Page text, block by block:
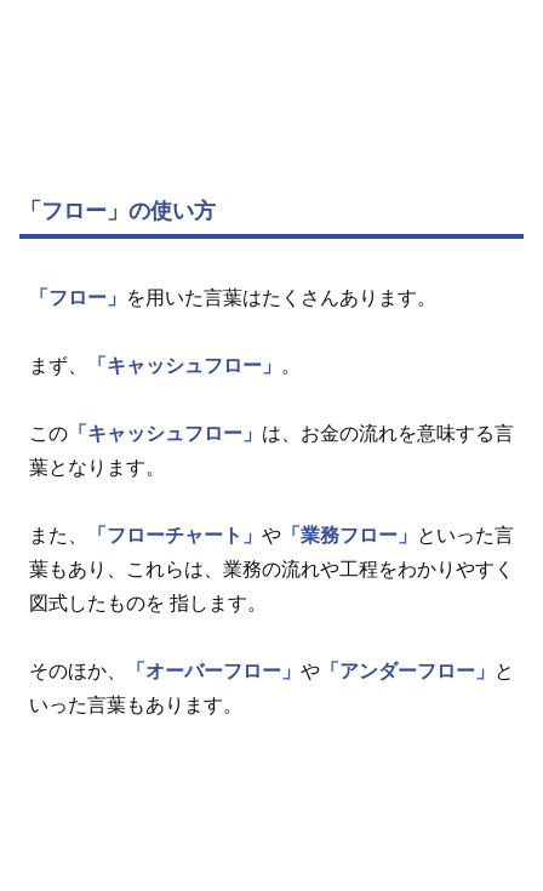
「フロー」の使い方
「フロー」 を用いた言葉はたくさんあります。
まず、 「キャッシュフロー」 。
この 「キャッシュフロー」 は、お金の流れを意味する言
葉となります。
また、 「フローチャート」 や 「業務フロー」
といった言
葉もあり、これらは、業務の流れや工程をわかりやすく
図式したものを 指します。
そのほか、 「オーバーフロー」 や 「アンダーフロー」
と
いった言葉もあります。